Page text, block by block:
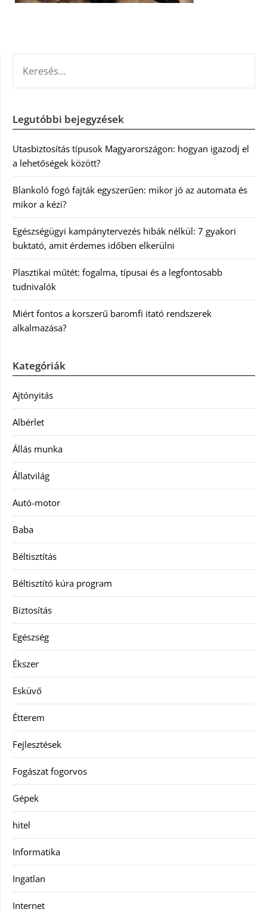
Legutóbbi bejegyzések
Utasbiztosítás típusok Magyarországon: hogyan igazodj el
a lehetőségek között?
Blankoló fogó fajták egyszerűen: mikor jó az automata és
mikor a kézi?
Egészségügyi kampánytervezés hibák nélkül: 7 gyakori
buktató, amit érdemes időben elkerülni
Plasztikai műtét: fogalma, típusai és a legfontosabb
tudnivalók
Miért fontos a korszerű baromfi itató rendszerek
alkalmazása?
Kategóriák
Ajtónyitás
Albérlet
Állás munka
Állatvilág
Autó-motor
Baba
Béltisztítás
Béltisztító kúra program
Biztosítás
Egészség
Ékszer
Esküvő
Étterem
Fejlesztések
Fogászat fogorvos
Gépek
hitel
Informatika
Ingatlan
Internet